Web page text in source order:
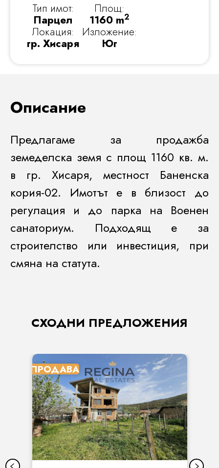
Тип имот:
Парцел
Локация:
гр. Хисаря
Площ:
1160 m2
Изложение:
Юг
Описание
Предлагаме за продажба
земеделска земя с площ 1160 кв. м.
в гр. Хисаря, местност Баненска
кория-02. Имотът е в близост до
регулация и до парка на Военен
санаториум. Подходящ е за
строителство или инвестиция, при
смяна на статута.
СХОДНИ ПРЕДЛОЖЕНИЯ
ПРОДАВА